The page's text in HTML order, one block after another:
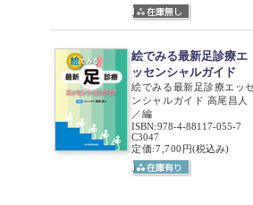
絵でみる最新足診療エ
ッセンシャルガイド
絵でみる最新足診療エッ
ンシャルガイド 高尾昌人
／編
ISBN:978-4-88117-055-7
C3047
定価:7,700円(税込み)